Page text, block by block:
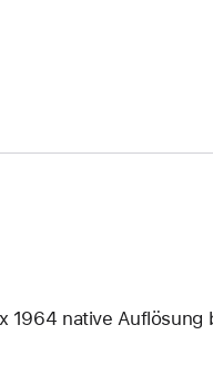
1964 native Auflösung